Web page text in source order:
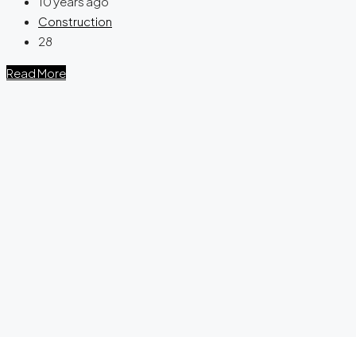
Construction
28
Read More